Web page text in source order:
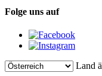
Folge uns auf
Land